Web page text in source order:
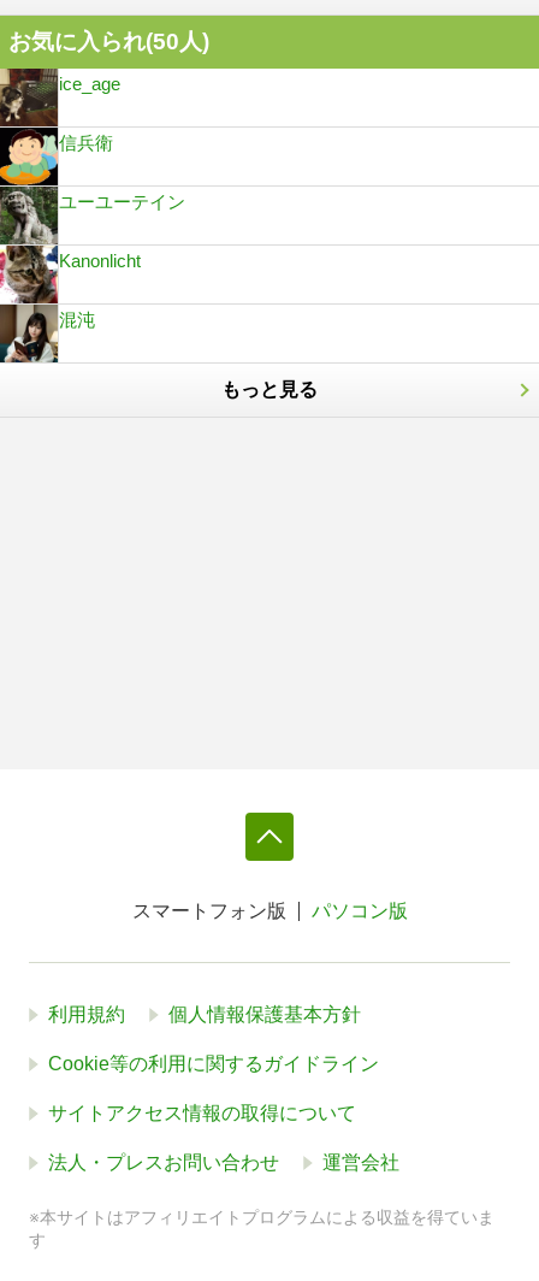
お気に入られ(50人)
ice_age
信兵衛
ユーユーテイン
Kanonlicht
混沌
もっと見る
スマートフォン版 パソコン版
利用規約 個人情報保護基本方針
Cookie等の利用に関するガイドライン
サイトアクセス情報の取得について
法人・プレスお問い合わせ 運営会社
※本サイトはアフィリエイトプログラムによる収益を得ていま
す